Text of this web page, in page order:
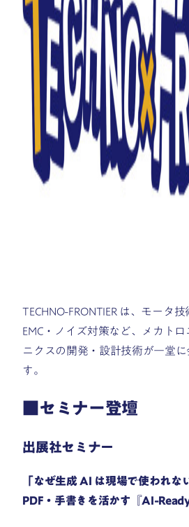
TECHNO-FRONTIER は、モータ
EMC・ノイズ対策など、メカト
ニクスの開発・設計技術が一堂
す。
■セミナー登壇
出展社セミナー
「なぜ生成 AI は現場で使われな
PDF・手書きを活かす『AI-